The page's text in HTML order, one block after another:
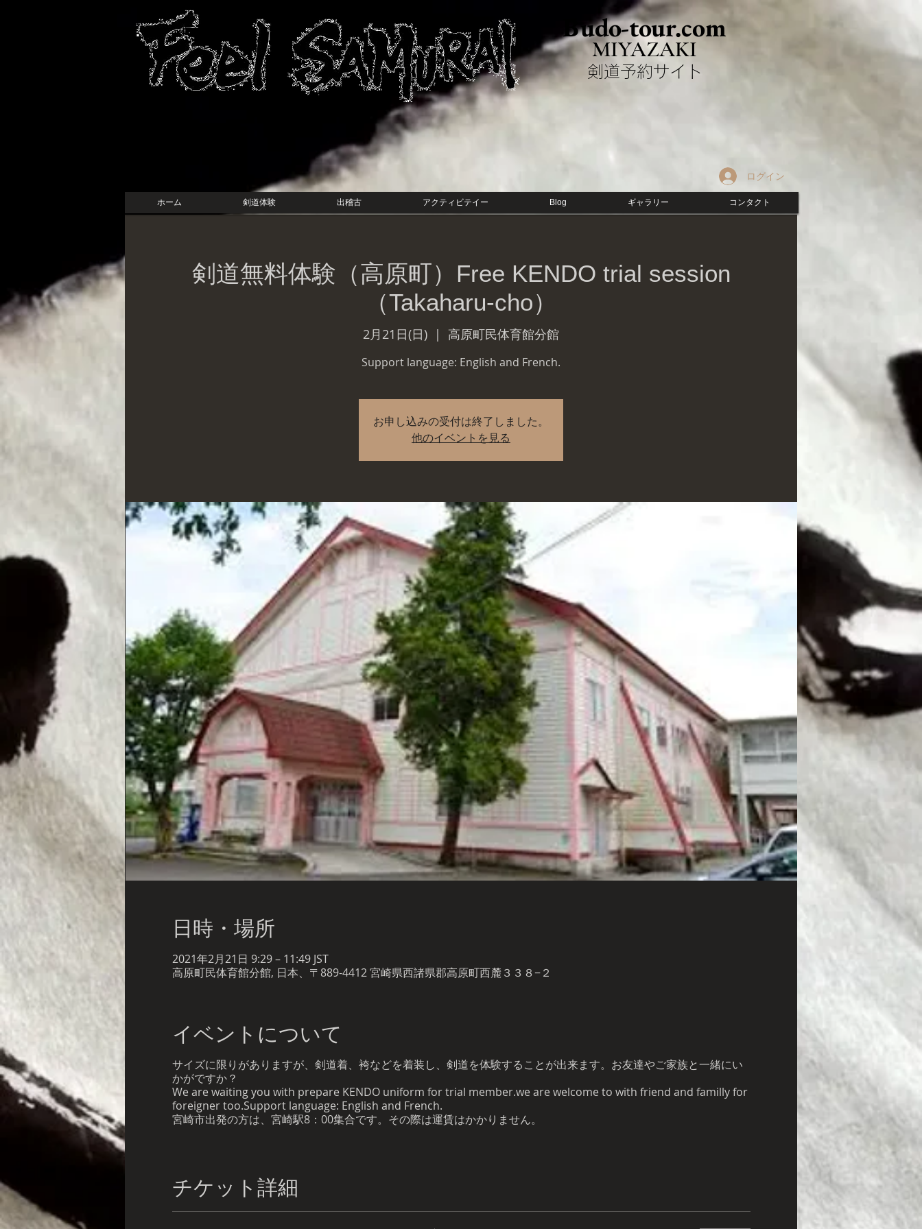
Budo-tour.com
MIYAZAKI
​剣道予約サイト
ホーム 剣道体験 出稽古 アクティビテイー Blog ギャラリー コンタクト
ログイン
剣道無料体験（高原町）Free KENDO trial session
（Takaharu-cho）
2月21日(日)
  |
高原町民体育館分館
Support language: English and French.
お申し込みの受付は終了しました。
他のイベントを見る
日時・場所
2021年2月21日 9:29 – 11:49 JST
高原町民体育館分館, 日本、〒889-4412 宮崎県西諸県郡高原町西麓３３８−２
イベントについて
サイズに限りがありますが、剣道着、袴などを着装し、剣道を体験することが出来ます。お友達やご家族と一緒にい
かがですか？
We are waiting you with prepare KENDO uniform for trial member.we are welcome to with friend and familly for
foreigner too.Support language: English and French.
宮崎市出発の方は、宮崎駅8：00集合です。その際は運賃はかかりません。
チケット詳細